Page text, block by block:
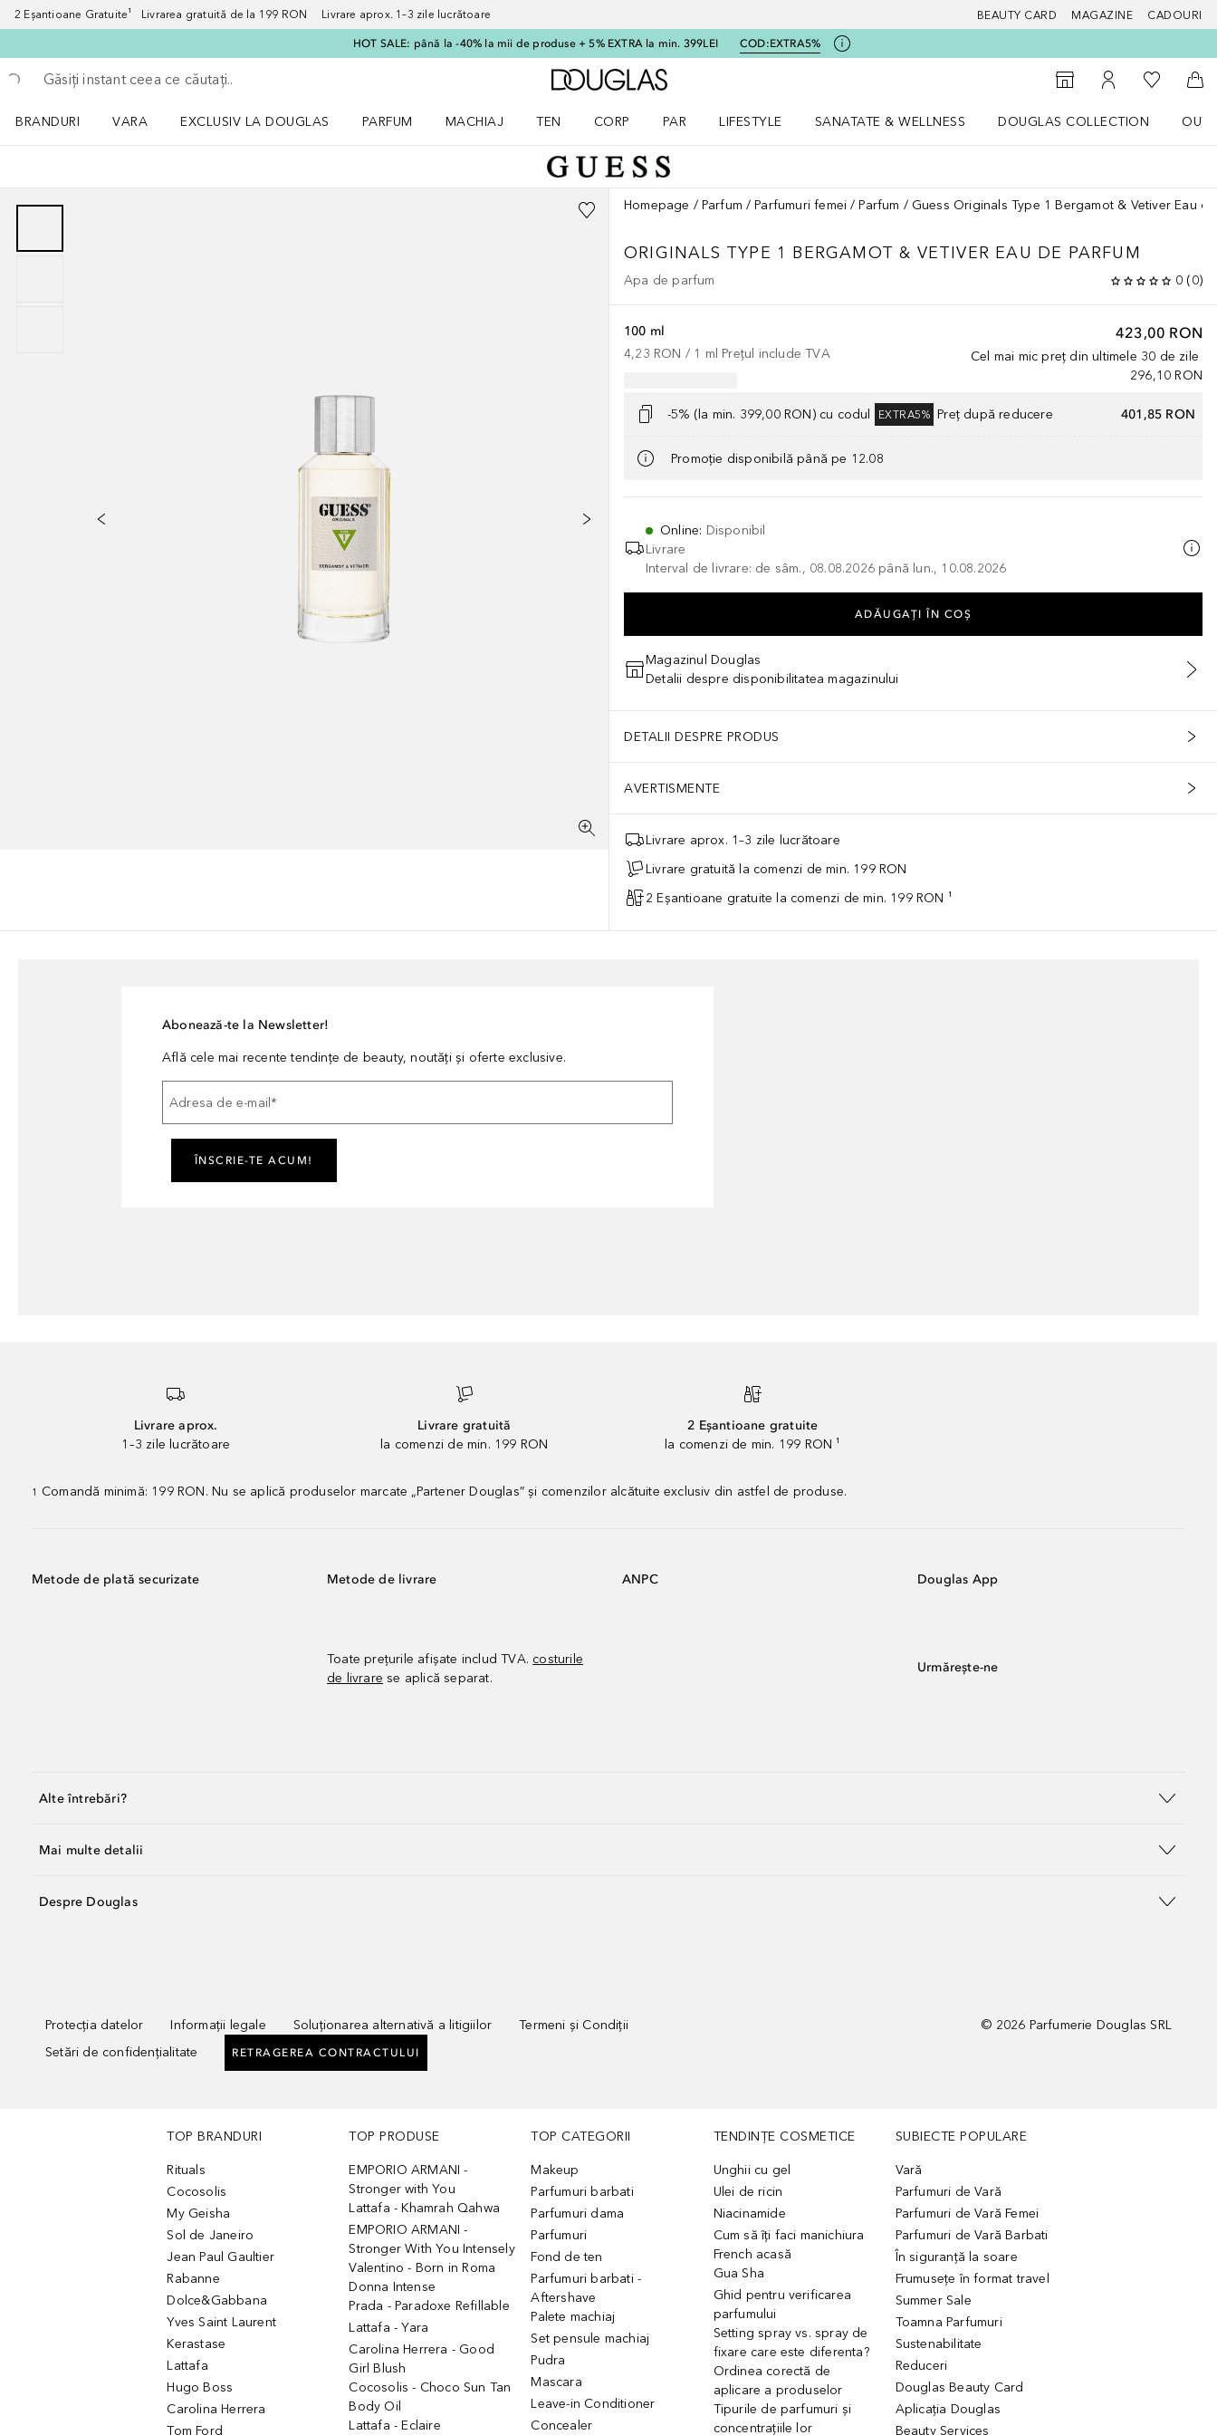
2 Eșantioane Gratuite¹ Livrarea gratuită de la 199 RON Livrare aprox. 1–3 zile lucrătoare BEAUTY CARD MAGAZINE CADOURI
HOT SALE: până la -40% la mii de produse + 5% EXTRA la min. 399LEI COD:EXTRA5%
Înapoi
Executați căutarea
Către pagina principală Douglas
Către Găsire magazin
Către Contul meu
Către
BRANDURI
VARA
EXCLUSIV LA DOUGLAS
PARFUM
MACHIAJ
TEN
CORP
PAR
LIFESTYLE
SANATATE & WELLNESS
DOUGLAS COLLECTION
Homepage Parfum Parfumuri femei Parfum Guess Originals Type 1 Bergamot & Vetiver Eau
ORIGINALS TYPE 1 BERGAMOT & VETIVER EAU DE PARFUM
Apa de parfum 0 (0)
423,00 RON
Cel mai mic preț din ultimele 30 de zile
296,10 RON
100 ml
4,23 RON / 1 ml Prețul include TVA
-5% (la min. 399,00 RON) cu codul EXTRA5% Preț după reducere 401,85 RON
Promoție disponibilă până pe 12.08
Online: Disponibil
Livrare
Interval de livrare: de sâm., 08.08.2026 până lun., 10.08.2026
ADĂUGAȚI ÎN COŞ
Magazinul Douglas
Detalii despre disponibilitatea magazinului
DETALII DESPRE PRODUS
AVERTISMENTE
Livrare aprox. 1–3 zile lucrătoare
Livrare gratuită la comenzi de min. 199 RON
2 Eșantioane gratuite la comenzi de min. 199 RON ¹
Abonează-te la Newsletter!
Află cele mai recente tendințe de beauty, noutăți și oferte exclusive.
Adresa de e-mail *
ÎNSCRIE-TE ACUM!
Livrare aprox.
1–3 zile lucrătoare
Livrare gratuită
la comenzi de min. 199 RON
2 Eșantioane gratuite
la comenzi de min. 199 RON ¹
1 Comandă minimă: 199 RON. Nu se aplică produselor marcate „Partener Douglas” și comenzilor alcătuite exclusiv din astfel de produse.
Metode de plată securizate Metode de livrare
Toate prețurile afișate includ TVA. costurile
de livrare se aplică separat.
ANPC Douglas App
Urmărește-ne
Alte întrebări?
Mai multe detalii
Despre Douglas
Protecția datelor Informații legale Soluționarea alternativă a litigiilor
Termeni și Condiții
Setări de confidențialitate
RETRAGEREA CONTRACTULUI
© 2026 Parfumerie Douglas SRL
TOP BRANDURI
Rituals
Cocosolis
My Geisha
Sol de Janeiro
Jean Paul Gaultier
Rabanne
Dolce&Gabbana
Yves Saint Laurent
Kerastase
Lattafa
Hugo Boss
Carolina Herrera
Tom Ford
TOP PRODUSE
EMPORIO ARMANI -
Stronger with You
Lattafa - Khamrah Qahwa
EMPORIO ARMANI -
Stronger With You Intensely
Valentino - Born in Roma
Donna Intense
Prada - Paradoxe Refillable
Lattafa - Yara
Carolina Herrera - Good
Girl Blush
Cocosolis - Choco Sun Tan
Body Oil
Lattafa - Eclaire
TOP CATEGORII
Makeup
Parfumuri barbati
Parfumuri dama
Parfumuri
Fond de ten
Parfumuri barbati -
Aftershave
Palete machiaj
Set pensule machiaj
Pudra
Mascara
Leave-in Conditioner
Concealer
TENDINȚE COSMETICE
Unghii cu gel
Ulei de ricin
Niacinamide
Cum să îți faci manichiura
French acasă
Gua Sha
Ghid pentru verificarea
parfumului
Setting spray vs. spray de
fixare care este diferenta?
Ordinea corectă de
aplicare a produselor
Tipurile de parfumuri și
concentrațiile lor
SUBIECTE POPULARE
Vară
Parfumuri de Vară
Parfumuri de Vară Femei
Parfumuri de Vară Barbati
În siguranță la soare
Frumusețe în format travel
Summer Sale
Toamna Parfumuri
Sustenabilitate
Reduceri
Douglas Beauty Card
Aplicația Douglas
Beauty Services